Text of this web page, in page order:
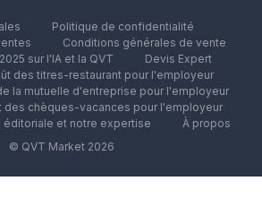
Politique de confidentialité
Conditions générales de vente
sur l'IA et la QVT
Devis Expert
des titres-restaurant pour l'employeur
la mutuelle d'entreprise pour l'employeur
des chèques-vacances pour l'employeur
et notre expertise
À propos
© QVT Market 2026